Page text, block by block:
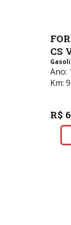
CS
Ano:
Km:
R$